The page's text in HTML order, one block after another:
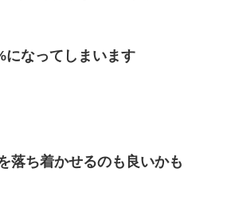
になってしまいます
落ち着かせるのも良いかも